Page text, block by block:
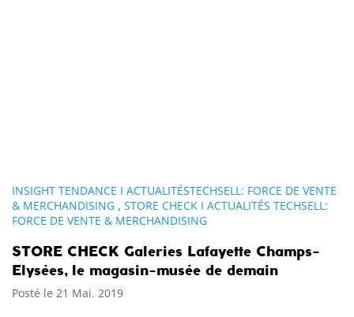
INSIGHT TENDANCE I ACTUALITÉSTECHSELL: FORCE DE VENTE
& MERCHANDISING , STORE CHECK I ACTUALITÉS TECHSELL:
FORCE DE VENTE & MERCHANDISING
STORE CHECK Galeries Lafayette Champs-
Elysées, le magasin-musée de demain
Posté le 21 Mai. 2019